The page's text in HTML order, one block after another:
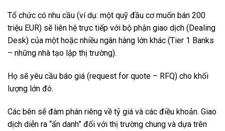
Tổ chức có nhu cầu (ví dụ: một quỹ đầu cơ muốn bán 200
triệu EUR) sẽ liên hệ trực tiếp với bộ phận giao dịch (Dealing
Desk) của một hoặc nhiều ngân hàng lớn khác (Tier 1 Banks
– những nhà tạo lập thị trường).
Họ sẽ yêu cầu báo giá (request for quote – RFQ) cho khối
lượng lớn đó.
Các bên sẽ đàm phán riêng về tỷ giá và các điều khoản. Giao
dịch diễn ra “ẩn danh” đối với thị trường chung và dựa trên